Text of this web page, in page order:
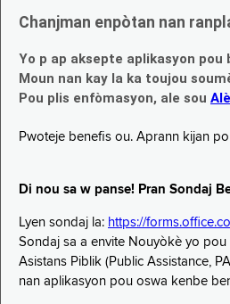
Chanjman enpòtan nan
Yo p ap aksepte aplikasyon pou
Moun nan kay la ka toujou
Pou plis enfòmasyon, ale sou
Pwoteje benefis ou. Aprann kijan
Di nou sa w panse! Pran Sondaj
Lyen sondaj la: https://
Sondaj sa a envite Nouyòkè yo
Asistans Piblik (Public Assistance,
nan aplikasyon pou oswa kenbe